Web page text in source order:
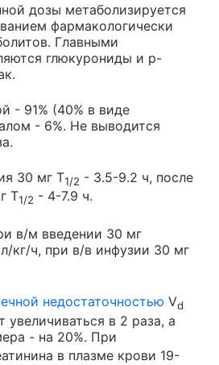
дозы метаболизируется
фармакологически
Главными
глюкурониды и p-
- 91% (40% в виде
- 6%. Не выводится
30 мг T1/2 - 3.5-9.2 ч, после
T1/2 - 4-7.9 ч.
в/м введении 30 мг
кг/ч, при в/в инфузии 30 мг
недостаточностью Vd
в 2 раза, а
- на 20%. При
в плазме крови 19-